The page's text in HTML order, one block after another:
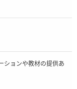
ションや教材の提供あ